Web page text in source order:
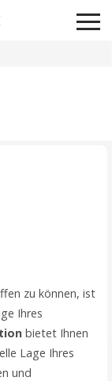
zu können, ist
Ihres
bietet Ihnen
Lage Ihres
und